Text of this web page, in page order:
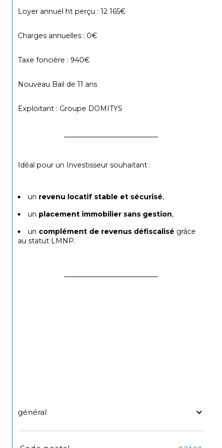
Loyer annuel ht perçu : 12 165€
Charges annuelles : 0€
Taxe foncière : 940€
Nouveau Bail de 11 ans
Exploitant : Groupe DOMITYS
Idéal pour un Investisseur souhaitant :
un revenu locatif stable et sécurisé,
un placement immobilier sans gestion,
un complément de revenus défiscalisé grâce
au statut LMNP.
général